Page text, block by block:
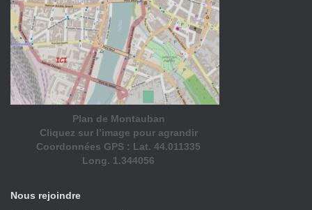
Plan de Montauban
Cliquez sur l’image pour agrandir
Coordonnées GPS : Lat. 44.011335
Long. 1.344056
Nous rejoindre